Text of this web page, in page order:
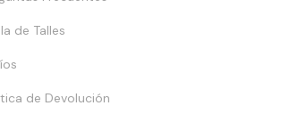
de Talles
de Devolución